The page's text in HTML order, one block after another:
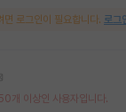
면 로그인이 필요합니다. 로그
개 이상인 사용자입니다.